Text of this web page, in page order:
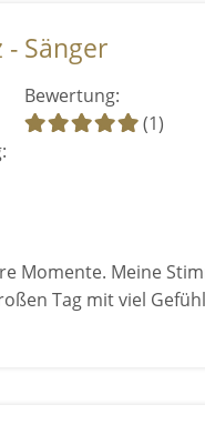
- Sänger
Bewertung:
(1)
Momente. Meine
Tag mit viel